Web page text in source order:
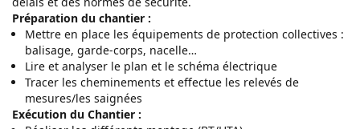
Préparation du chantier :
Mettre en place les équipements de protection collectives :
balisage, garde-corps, nacelle…
Lire et analyser le plan et le schéma électrique
Tracer les cheminements et effectue les relevés de
mesures/les saignées
Exécution du Chantier :